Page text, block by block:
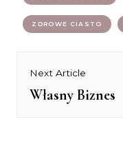
ZDROWE CIASTO
Nawigacja
wpisu
Next Article
Next
Własny Biznes